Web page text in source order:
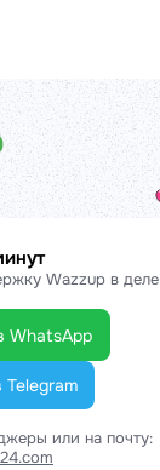
Wazzup в деле
WhatsApp
Telegram
или на почту: